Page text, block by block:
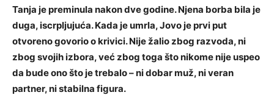
Tanja je preminula nakon dve godine. Njena borba bila je
duga, iscrpljujuća. Kada je umrla, Jovo je prvi put
otvoreno govorio o krivici. Nije žalio zbog razvoda, ni
zbog svojih izbora, već zbog toga što nikome nije uspeo
da bude ono što je trebalo – ni dobar muž, ni veran
partner, ni stabilna figura.